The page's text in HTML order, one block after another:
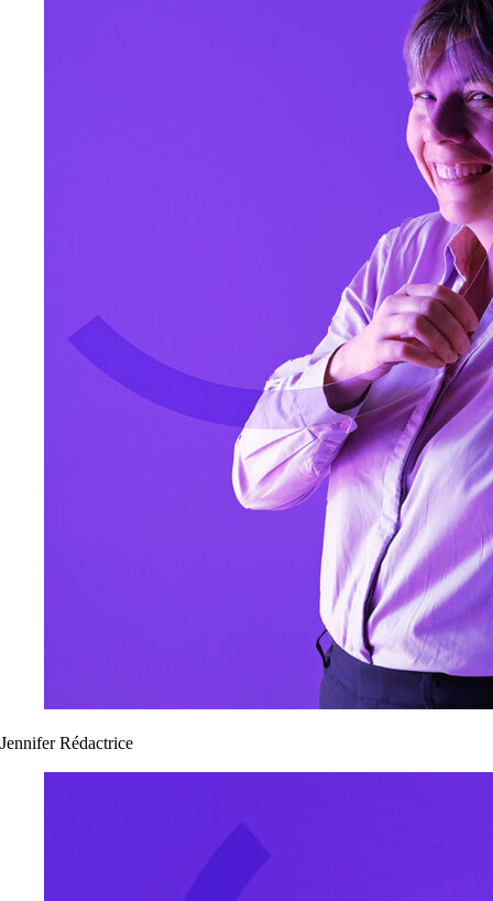
Jennifer Rédactrice